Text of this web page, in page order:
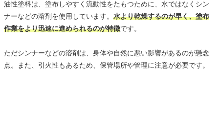
油性塗料は、塗布しやすく流動性をたもつために、水ではなくシン
ナーなどの溶剤を使用しています。 水より乾燥するのが早く、塗布
作業をより迅速に進められるのが特徴です。
ただシンナーなどの溶剤は、身体や自然に悪い影響があるのが懸念
点。また、引火性もあるため、保管場所や管理に注意が必要です。